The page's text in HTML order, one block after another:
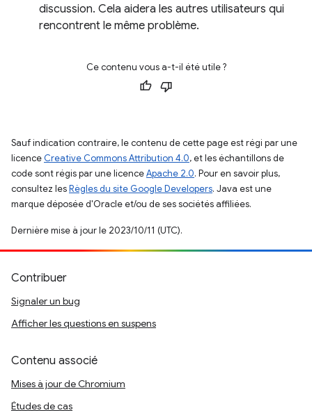
discussion. Cela aidera les autres utilisateurs qui
rencontrent le même problème.
Ce contenu vous a-t-il été utile ?
Sauf indication contraire, le contenu de cette page est régi par une
licence Creative Commons Attribution 4.0, et les échantillons de
code sont régis par une licenceApache 2.0. Pour en savoir plus,
consultez lesRègles du site Google Developers. Java est une
marque déposée d'Oracle et/ou de ses sociétés affiliées.
Dernière mise à jour le 2023/10/11 (UTC).
Contribuer
Signaler un bug
Afficher les questions en suspens
Contenu associé
Mises à jour de Chromium
Études de cas